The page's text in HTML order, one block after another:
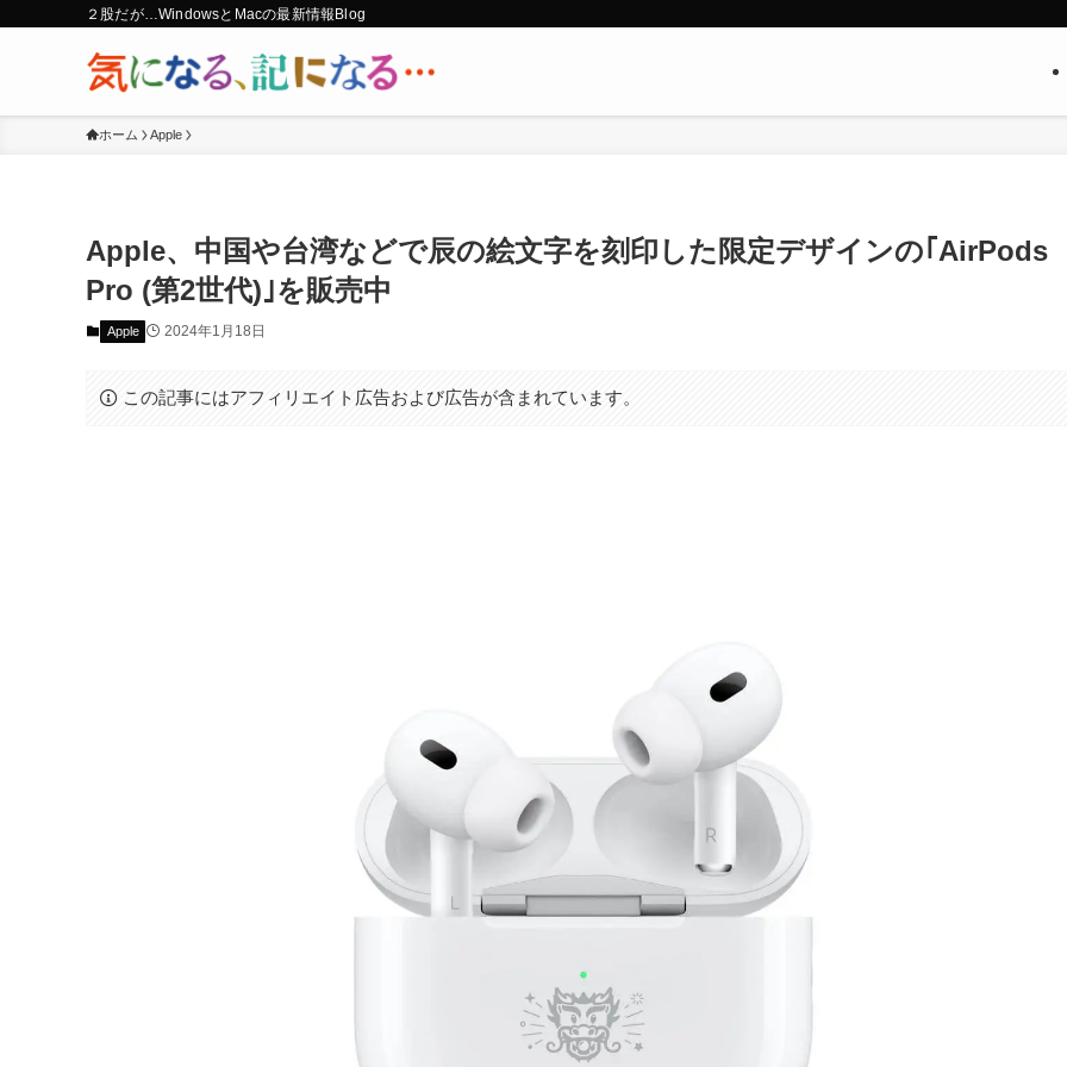
２股だが…WindowsとMacの最新情報Blog
ホーム Apple
Apple、中国や台湾などで辰の絵文字を刻印した限定デザインの｢AirPods
Pro (第2世代)｣を販売中
Apple 2024年1月18日
この記事にはアフィリエイト広告および広告が含まれています。